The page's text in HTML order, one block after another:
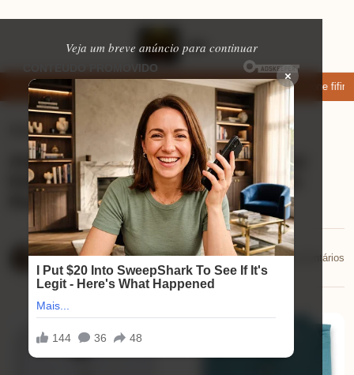
Veja um breve anúncio para continuar
×
apps de namoro que permitem enviar fotos e vídeos Microfone fifine
Eletrônicos ⏱ 8 min de leitura
Análise do Kit 5 Camisas Polo Envoy:
Estilo Básico Que Eleva Seu Guarda-
Roupa
Mariana Souza
25/11/2025
📅 25/11/2025💬 0 comentários